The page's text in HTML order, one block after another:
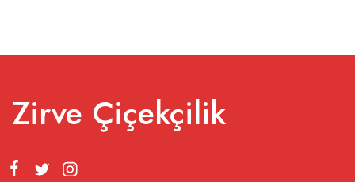
Zirve Çiçekçilik